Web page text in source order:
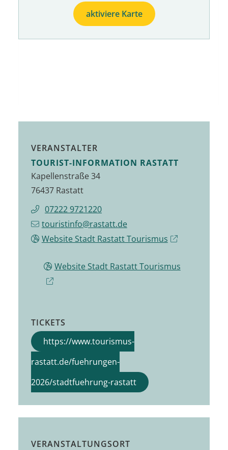
aktiviere Karte
VERANSTALTER
TOURIST-INFORMATION RASTATT
Kapellenstraße 34
76437 Rastatt
07222 9721220
touristinfo@rastatt.de
Website Stadt Rastatt Tourismus
Website Stadt Rastatt Tourismus
TICKETS
https://www.tourismus-
rastatt.de/fuehrungen-
2026/stadtfuehrung-rastatt
VERANSTALTUNGSORT